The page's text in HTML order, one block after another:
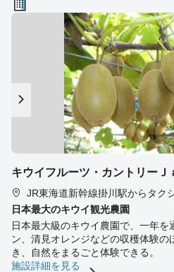
キウイフルーツ・カントリーＪ
JR東海道新幹線掛川駅からタク
日本最大のキウイ観光農園
日本最大級のキウイ農園で、一年を
ン、清見オレンジなどの収穫体験
き、自然をまるごと体験できる。
施設詳細を見る